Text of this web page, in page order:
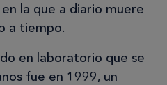
la que a diario muere
a tiempo.
en laboratorio que se
fue en 1999, un